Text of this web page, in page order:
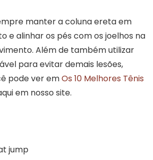
manter a coluna ereta em
e alinhar os pés com os joelhos na
Além de também utilizar
para evitar demais lesões,
pode ver emOs 10 Melhores Tênis
em nosso site.